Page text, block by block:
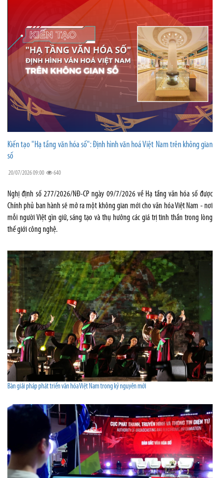
Kiến tạo "Hạ tầng văn hóa số": Định hình văn hoá Việt Nam trên không gian
số
20/07/2026 09:00 640
Nghị định số 277/2026/NĐ-CP ngày 09/7/2026 về Hạ tầng văn hóa số được
Chính phủ ban hành sẽ mở ra một không gian mới cho văn hóa Việt Nam - nơi
mỗi người Việt gìn giữ, sáng tạo và thụ hưởng các giá trị tinh thần trong lòng
thế giới công nghệ.
Bàn giải pháp phát triển văn hóa Việt Nam trong kỷ nguyên mới